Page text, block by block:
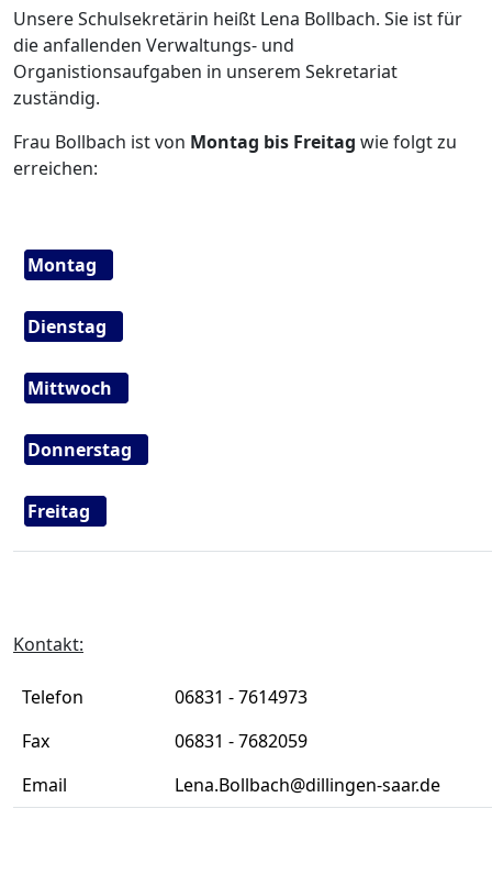
Unsere Schulsekretärin heißt Lena Bollbach. Sie ist für
die anfallenden Verwaltungs- und
Organistionsaufgaben in unserem Sekretariat
zuständig.
Frau Bollbach ist von Montag bis Freitag wie folgtzu
erreichen:
Montag
Dienstag
Mittwoch
Donnerstag
Freitag
Kontakt:
Telefon
06831 - 7614973
Fax
06831 - 7682059
Email
Lena.Bollbach@dillingen-saar.de